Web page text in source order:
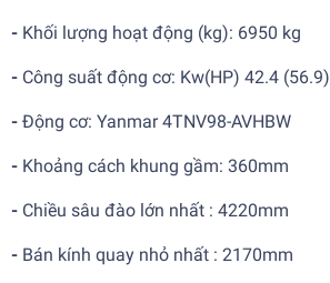
- Khối lượng hoạt động (kg): 6950 kg
- Công suất động cơ: Kw(HP) 42.4 (56.9)
- Động cơ: Yanmar 4TNV98-AVHBW
- Khoảng cách khung gầm: 360mm
- Chiều sâu đào lớn nhất : 4220mm
- Bán kính quay nhỏ nhất : 2170mm